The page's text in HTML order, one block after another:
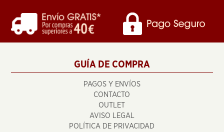
GUÍA DE COMPRA
PAGOS Y ENVÍOS
CONTACTO
OUTLET
AVISO LEGAL
POLÍTICA DE PRIVACIDAD